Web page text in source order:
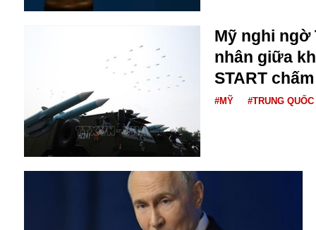
An ninh
Anh
Australia
Amazon
Army Games
Mỹ nghi ngờ
nhân giữa
START
#MỸ #TRUNG QUỐC